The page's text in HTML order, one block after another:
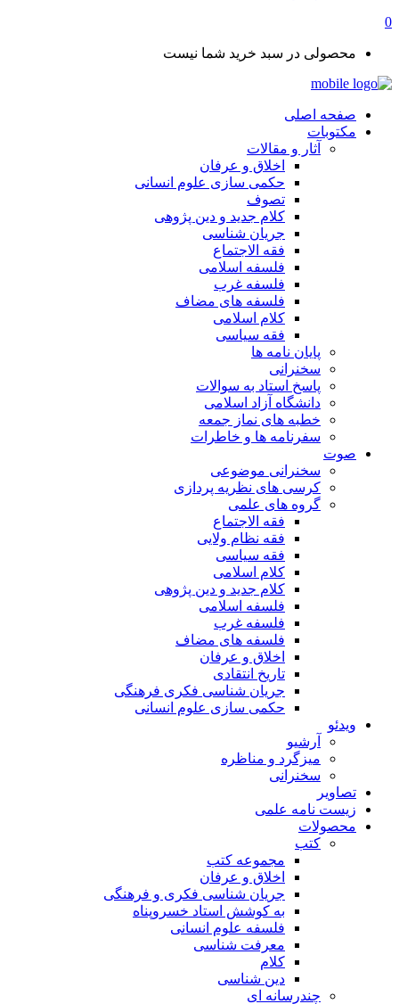
0
محصولی در سبد خرید شما نیست
صفحه اصلی
مکتوبات
آثار و مقالات
اخلاق و عرفان
حکمی سازی علوم انسانی
تصوف
کلام جدید و دین پژوهی
جریان شناسی
فقه الاجتماع
فلسفه اسلامی
فلسفه غرب
فلسفه های مضاف
کلام اسلامی
فقه سیاسی
پایان نامه ها
سخنرانی
پاسخ استاد به سوالات
دانشگاه آزاد اسلامی
خطبه های نماز جمعه
سفرنامه ها و خاطرات
صوت
سخنرانی موضوعی
کرسی های نظریه پردازی
گروه های علمی
فقه الاجتماع
فقه نظام ولایی
فقه سیاسی
کلام اسلامی
کلام جدید و دین پژوهی
فلسفه اسلامی
فلسفه غرب
فلسفه های مضاف
اخلاق و عرفان
تاریخ انتقادی
جریان شناسی فکری فرهنگی
حکمی سازی علوم انسانی
ویدئو
آرشیو
میزگرد و مناظره
سخنرانی
تصاویر
زیست نامه علمی
محصولات
کتب
مجموعه کتب
اخلاق و عرفان
جریان شناسی فکری و فرهنگی
به کوشش استاد خسروپناه
فلسفه علوم انسانی
معرفت شناسی
کلام
دین شناسی
چندرسانه ای